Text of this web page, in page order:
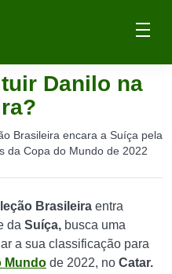
Danilo na
Brasileira encara a Suíça pela
da Copa do Mundo de 2022
Brasileira entra
da Suíça, busca uma
a sua classificação para
Mundo de 2022, no Catar.